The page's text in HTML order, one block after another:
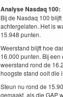
Analyse Nasdaq 100:
Bij de Nasdaq 100
achtergelaten. Het is
15.948 punten.
Weerstand blijft hoe
16.000 punten. Bij
weerstand rond de
hoogste stand ooit die
Steun nu rond de
gemaakt, als die GAP